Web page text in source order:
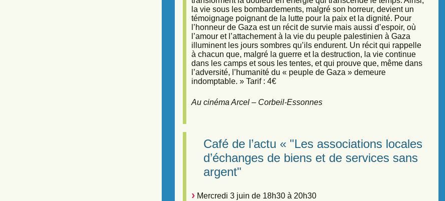
la vie sous les bombardements, malgré son horreur, devient un
témoignage poignant de la lutte pour la paix et la dignité. Pour
l’honneur de Gaza est un récit de survie mais aussi d’espoir, où
l’amour et l’attachement à la vie du peuple palestinien à Gaza
illuminent les jours sombres qu’ils endurent. Un récit qui rappelle
à chacun que, malgré la guerre et la destruction, la vie continue
dans les camps et sous les tentes, et qui prouve que, même dans
l’adversité, l’humanité du « peuple de Gaza » demeure
indomptable. » Tarif : 4€
Au cinéma Arcel – Corbeil-Essonnes
Café de l’actu « "Les associations locales
d’échanges de biens et de services sans
argent"
Mercredi 3 juin de 18h30 à 20h30